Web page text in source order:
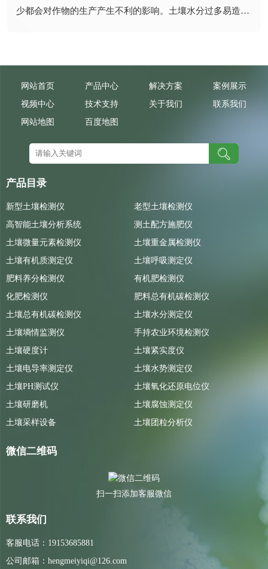
少都会对作物的生产产生不利的影响。土壤水分过多易造成
网站首页 产品中心 解决方案
案例展示
视频中心
技术支持 关于我们
联系我们
网站地图
百度地图
产品目录
新型土壤检测仪
老型土壤检测仪
高智能土壤分析系统
测土配方施肥仪
土壤微量元素检测仪
土壤重金属检测仪
土壤有机质测定仪
土壤呼吸测定仪
肥料养分检测仪
有机肥检测仪
化肥检测仪
肥料总有机碳检测仪
土壤总有机碳检测仪
土壤水分测定仪
土壤墒情监测仪
手持农业环境检测仪
土壤硬度计
土壤紧实度仪
土壤电导率测定仪
土壤水势测定仪
土壤PH测试仪
土壤氧化还原电位仪
土壤研磨机
土壤腐蚀测定仪
土壤采样设备
土壤团粒分析仪
微信二维码
扫一扫添加客服微信
联系我们
客服电话：19153685881
公司邮箱：hengmeiyiqi@126.com